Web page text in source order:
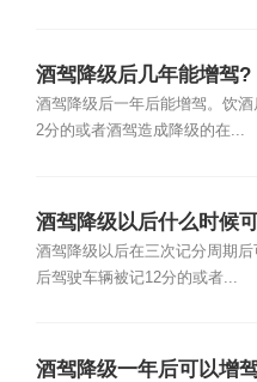
酒驾降级后几年能增驾?
酒驾降级后一年后能增驾。饮
2分的或者酒驾造成降级的在...
酒驾降级以后什么时候
酒驾降级以后在三次记分周期
后驾驶车辆被记12分的或者...
酒驾降级一年后可以增